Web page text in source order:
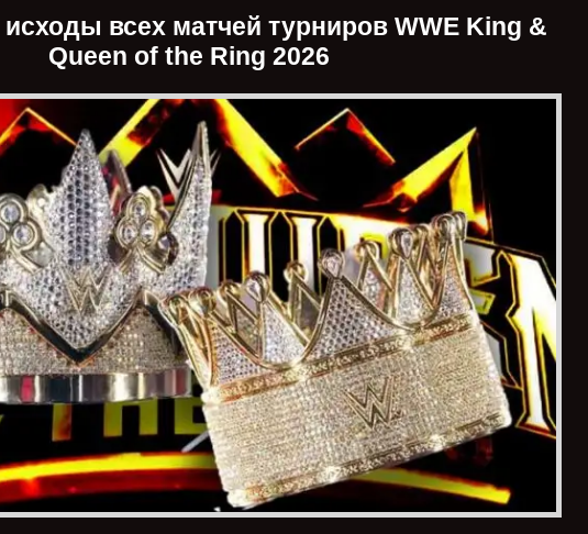
исходы всех матчей турниров WWE King &
Queen of the Ring 2026